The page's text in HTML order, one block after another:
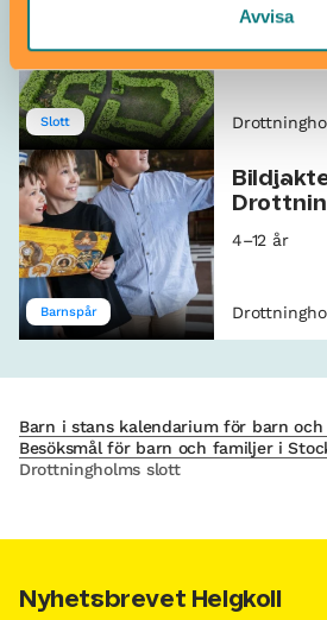
Avvisa
Slott
Gratis
Barnspår
4–12 år
Barn i stans kalendarium för barn
Besöksmål för barn och familjer i
Drottningholms slott
Nyhetsbrevet Helgkoll